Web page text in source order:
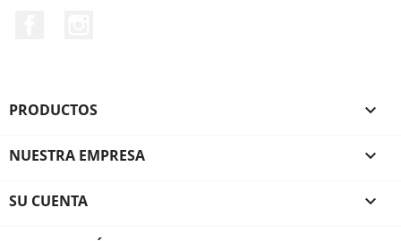
PRODUCTOS 
NUESTRA EMPRESA 
SU CUENTA 